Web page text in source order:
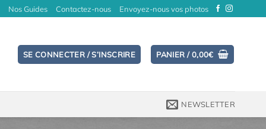
Nos Guides Contactez-nous Envoyez-nous vos photos
SE CONNECTER / S’INSCRIRE PANIER /0,00€
NEWSLETTER